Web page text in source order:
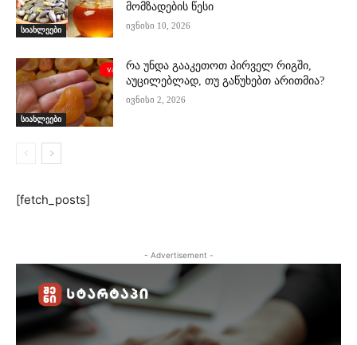
სიახლეები
მომზადების წესი
ივნისი 10, 2026
სიახლეები
რა უნდა გააკეთოთ პირველ რიგში,
აუცილებლად, თუ გაწუხებთ არითმია?
ივნისი 2, 2026
[fetch_posts]
- Advertisement -